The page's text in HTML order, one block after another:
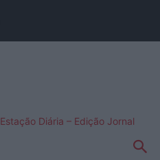
Estação Diária – Edição Jornal